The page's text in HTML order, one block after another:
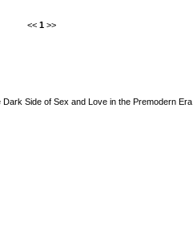
<< 1 >>
Side of Sex and Love in the Premodern Era